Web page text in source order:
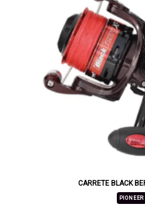
CARRETE BLACK
PIONEER